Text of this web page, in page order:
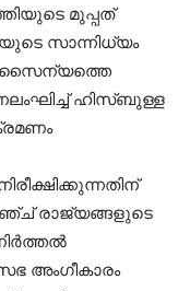
മുപ്പത്
സാന്നിധ്യം
സൈന്യത്തെ
ഹിസ്ബുള്ള
രാജ്യങ്ങളുടെ
അംഗീകാരം